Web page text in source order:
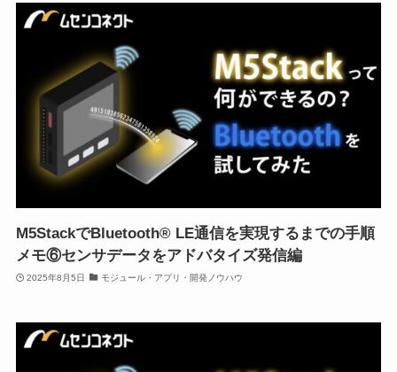
M5StackでBluetooth® LE通信を実現するまでの手順
メモ⑥センサデータをアドバタイズ発信編
2025年8月5日 モジュール・アプリ・開発ノウハウ